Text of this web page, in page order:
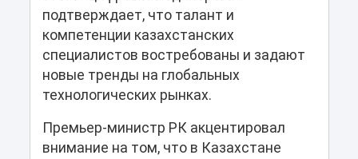
подтверждает, что талант и
компетенции казахстанских
специалистов востребованы и задают
новые тренды на глобальных
технологических рынках.
Премьер-министр РК акцентировал
внимание на том, что в Казахстане